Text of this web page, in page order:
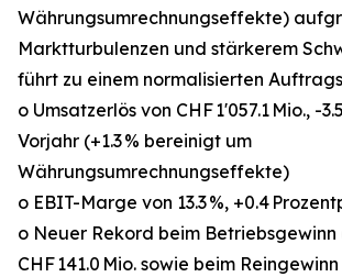
Währungsumrechnungseffekte)
Marktturbulenzen und stärkerem
führt zu einem normalisierten
o Umsatzerlös von CHF 1'057.1 Mio., -
Vorjahr (+1.3 % bereinigt um
Währungsumrechnungseffekte)
o EBIT-Marge von 13.3 %, +0.4
o Neuer Rekord beim Betriebsgewinn
CHF 141.0 Mio. sowie beim